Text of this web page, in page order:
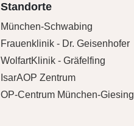
Standorte
München-Schwabing
Frauenklinik - Dr. Geisenhofer
WolfartKlinik - Gräfelfing
IsarAOP Zentrum
OP-Centrum München-Giesing